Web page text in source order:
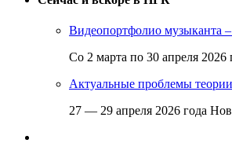
Видеопортфолио музыканта
Со 2 марта по 30 апреля 2026
Актуальные проблемы
27 — 29 апреля 2026 года